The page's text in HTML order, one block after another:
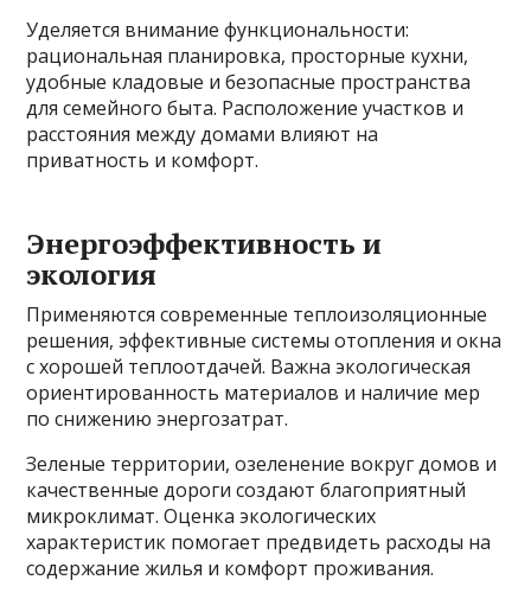
Уделяется внимание функциональности:
рациональная планировка, просторные кухни,
удобные кладовые и безопасные пространства
для семейного быта. Расположение участков и
расстояния между домами влияют на
приватность и комфорт.
Энергоэффективность и
экология
Применяются современные теплоизоляционные
решения, эффективные системы отопления и окна
с хорошей теплоотдачей. Важна экологическая
ориентированность материалов и наличие мер
по снижению энергозатрат.
Зеленые территории, озеленение вокруг домов и
качественные дороги создают благоприятный
микроклимат. Оценка экологических
характеристик помогает предвидеть расходы на
содержание жилья и комфорт проживания.